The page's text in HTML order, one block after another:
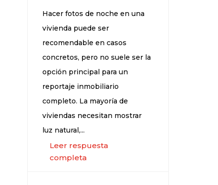
Hacer fotos de noche en una
vivienda puede ser
recomendable en casos
concretos, pero no suele ser la
opción principal para un
reportaje inmobiliario
completo. La mayoría de
viviendas necesitan mostrar
luz natural,...
Leer respuesta
completa